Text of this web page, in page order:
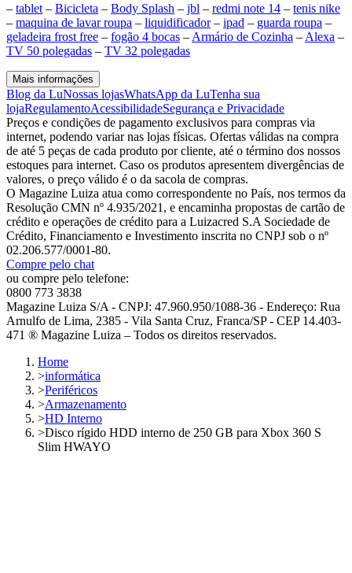
– tablet – Bicicleta – Body Splash – jbl – redmi note 14 – tenis nike
– maquina de lavar roupa – liquidificador– ipad – guarda roupa –
geladeira frost free – fogão 4 bocas – Armário de Cozinha – Alexa –
TV 50 polegadas – TV 32 polegadas
Mais informações
Blog da LuNossas lojasWhatsApp da LuTenha sua
lojaRegulamentoAcessibilidadeSegurança e Privacidade
Preços e condições de pagamento exclusivos para compras via
internet, podendo variar nas lojas físicas. Ofertas válidas na compra
de até 5 peças de cada produto por cliente, até o término dos nossos
estoques para internet. Caso os produtos apresentem divergências de
valores, o preço válido é o da sacola de compras.
O Magazine Luiza atua como correspondente no País, nos termos da
Resolução CMN nº 4.935/2021, e encaminha propostas de cartão de
crédito e operações de crédito para a Luizacred S.A Sociedade de
Crédito, Financiamento e Investimento inscrita no CNPJ sob o nº
02.206.577/0001-80.
Compre pelo chat
ou compre pelo telefone:
0800 773 3838
Magazine Luiza S/A - CNPJ: 47.960.950/1088-36 - Endereço: Rua
Arnulfo de Lima, 2385 - Vila Santa Cruz, Franca/SP - CEP 14.403-
471 ® Magazine Luiza – Todos os direitos reservados.
Home
>informática
>Periféricos
>Armazenamento
>HD Interno
>Disco rígido HDD interno de 250 GB para Xbox 360 S
Slim HWAYO